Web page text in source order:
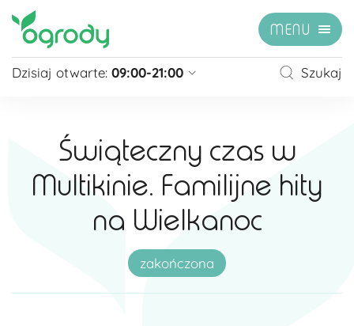
MENU
Dzisiaj otwarte: 09:00-21:00
Niedziela
Niedziela handlowa
10:00 - 20:00
zobacz więcej »
Szukaj
Świąteczny czas w
Multikinie. Familijne hity
na Wielkanoc
zakończona